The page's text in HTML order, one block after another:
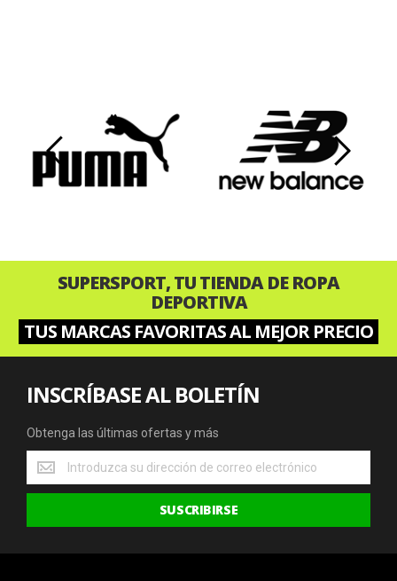
‹ ›
SUPERSPORT, TU TIENDA DE ROPA
DEPORTIVA
TUS MARCAS FAVORITAS AL MEJOR PRECIO
INSCRÍBASE AL BOLETÍN
Obtenga las últimas ofertas y más
Obtenga
las
últimas
y
SUSCRIBIRSE